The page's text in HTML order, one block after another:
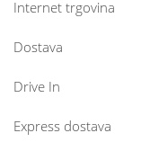
Internet trgovina
Dostava
Drive In
Express dostava